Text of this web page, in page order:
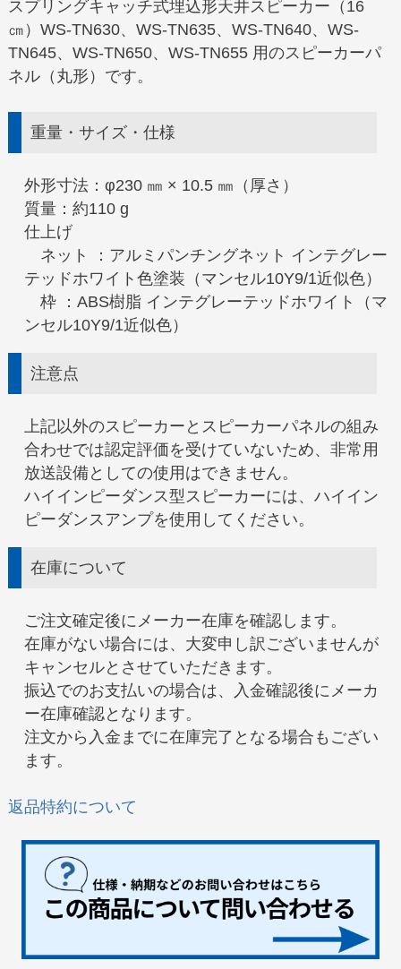
スプリングキャッチ式埋込形天井スピーカー（16
㎝）WS-TN630、WS-TN635、WS-TN640、WS-
TN645、WS-TN650、WS-TN655 用のスピーカーパ
ネル（丸形）です。
重量・サイズ・仕様
外形寸法：φ230 ㎜ × 10.5 ㎜（厚さ）
質量：約110 g
仕上げ
ネット ：アルミパンチングネット インテグレー
テッドホワイト色塗装（マンセル10Y9/1近似色）
枠 ：ABS樹脂 インテグレーテッドホワイト（マ
ンセル10Y9/1近似色）
注意点
上記以外のスピーカーとスピーカーパネルの組み
合わせでは認定評価を受けていないため、非常用
放送設備としての使用はできません。
ハイインピーダンス型スピーカーには、ハイイン
ピーダンスアンプを使用してください。
在庫について
ご注文確定後にメーカー在庫を確認します。
在庫がない場合には、大変申し訳ございませんが
キャンセルとさせていただきます。
振込でのお支払いの場合は、入金確認後にメーカ
ー在庫確認となります。
注文から入金までに在庫完了となる場合もござい
ます。
返品特約について